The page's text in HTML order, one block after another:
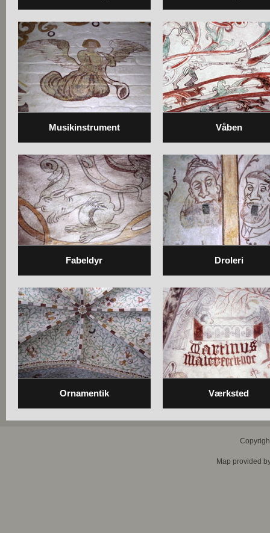
Musikinstrument Våben
Fabeldyr Droleri
Ornamentik Værksted
Map provided